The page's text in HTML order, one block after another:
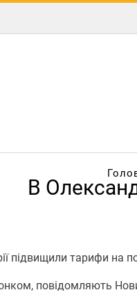
В
підвищили тарифи на
повідомляють